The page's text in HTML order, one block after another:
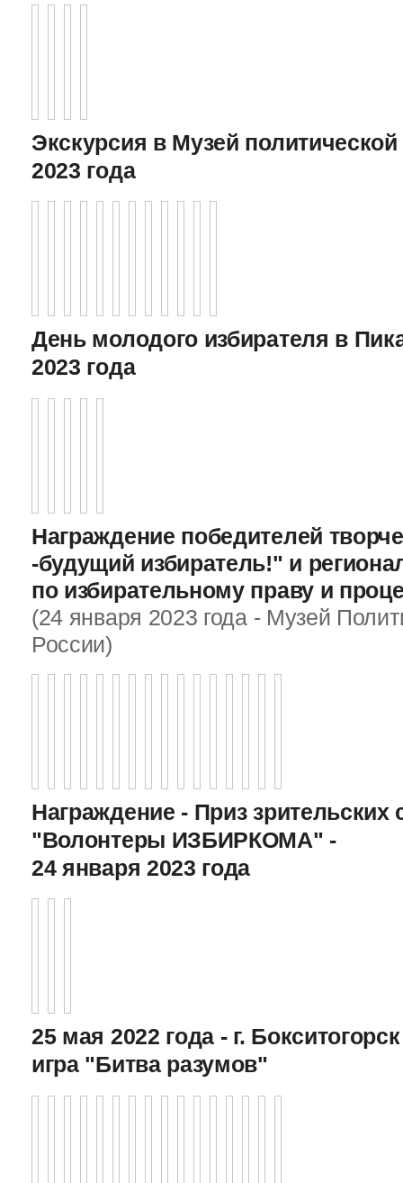
Экскурсия в Музей
2023 года
День молодого избирателя в
2023 года
Награждение победителей
-будущий избиратель!" и
по избирательному праву и
(24 января 2023 года - Музей
России)
Награждение - Приз зрительских
"Волонтеры ИЗБИРКОМА" -
24 января 2023 года
25 мая 2022 года - г.
игра "Битва разумов"